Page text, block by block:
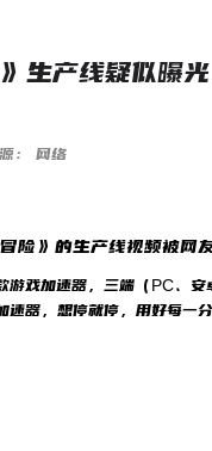
生产线疑似曝
： 网络
险》的生产线视频被网
游戏加速器，三端（PC、
速器，想停就停，用好每一